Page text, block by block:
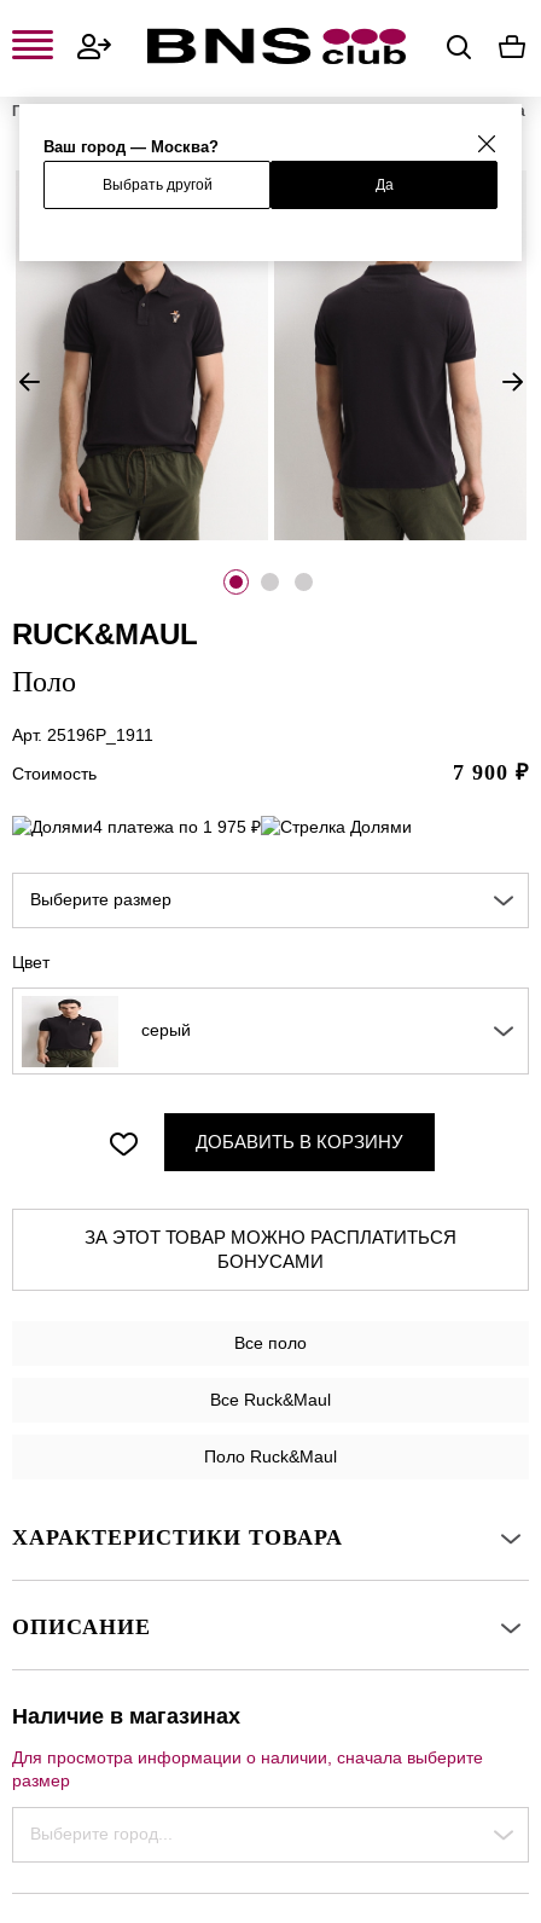
Ваш город — Москва?
Выбрать другой Да
Главная
Мужская одежда
RUCK&MAUL
Поло
Арт. 25196P_1911
Стоимость
7 900 ₽
4 платежа по 1 975 ₽
Выберите размер
Цвет
серый
ДОБАВИТЬ В КОРЗИНУ
ЗА ЭТОТ ТОВАР МОЖНО РАСПЛАТИТЬСЯ
БОНУСАМИ
Все поло
Все Ruck&Maul
Поло Ruck&Maul
ХАРАКТЕРИСТИКИ ТОВАРА
ОПИСАНИЕ
Наличие в магазинах
Для просмотра информации о наличии, сначала выберите
размер
Выберите город...